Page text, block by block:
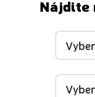
Nájdite